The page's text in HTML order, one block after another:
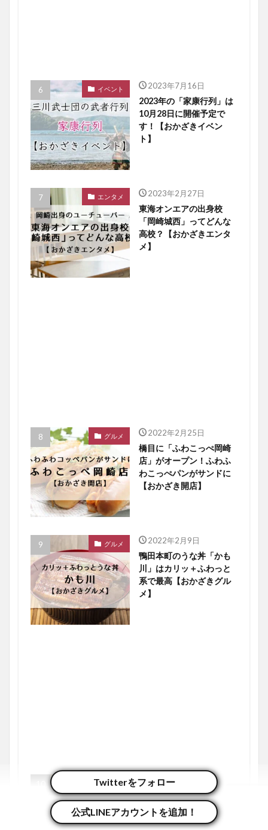
Twitterをフォロー
公式LINEアカウントを追加！
イベント 2023年7月16日
2023年の「家康行列」は
10月28日に開催予定で
す！【おかざきイベン
ト】
エンタメ 2023年2月27日
東海オンエアの出身校
「岡崎城西」ってどんな
高校？【おかざきエンタ
メ】
グルメ 2022年2月25日
橋目に「ふわこっぺ岡崎
店」がオープン！ふわふ
わこっぺパンがサンドに
【おかざき開店】
グルメ 2022年2月9日
鴨田本町のうな丼「かも
川」はカリッ＋ふわっと
系で最高【おかざきグル
メ】
エンタメ 2023年1月2日
東海オンエアの聖地「イ
オンモール岡崎」で推し
活を楽しむ情報【おかざ